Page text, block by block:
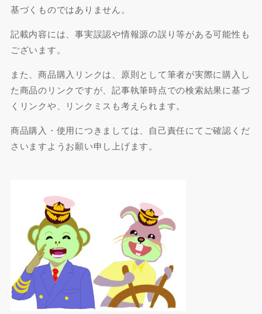
基づくものではありません。
記載内容には、事実誤認や情報源の誤り等がある可能性も
ございます。
また、商品購入リンクは、原則として筆者が実際に購入し
た商品のリンクですが、記事執筆時点での検索結果に基づ
くリンクや、リンクミスも考えられます。
商品購入・使用につきましては、自己責任にてご確認くだ
さいますようお願い申し上げます。